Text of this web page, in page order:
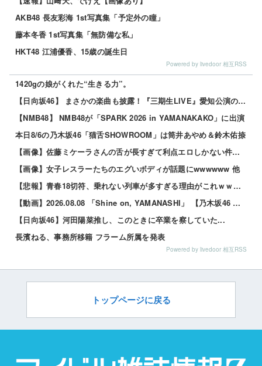
AKB48 長友彩海 1st写真集「予定外の瞳」
藤本冬香 1st写真集「無防備な私」
HKT48 江浦優香、15歳の誕生日
Powered by livedoor 相互RSS
1420gの娘がくれた“生きる力”。
【日向坂46】 まさかの楽曲も披露！『三期生LIVE』愛知公演のレポがこちら
【NMB48】 NMB48が「SPARK 2026 in YAMANAKAKO」に出演
本日8/6の乃木坂46「猫舌SHOWROOM」は筒井あやめ＆鈴木佑捺
【画像】佐藤ミケーラさんの舌が長すぎて利点エロしかない件ｗｗｗｗｗ 他
【画像】女子レスラーたちのエグいボディが話題にwwwwww 他
【悲報】青春18切符、乗れない列車が多すぎる理由がこれｗｗｗｗ 他
【動画】2026.08.08 「Shine on, YAMANASHI」 【乃木坂46 鈴木佑捺 コ...
【日向坂46】河田陽菜推し、このときに卒業を察していた...
長濱ねる、事務所移籍 フラーム所属を発表
Powered by livedoor 相互RSS
トップページに戻る